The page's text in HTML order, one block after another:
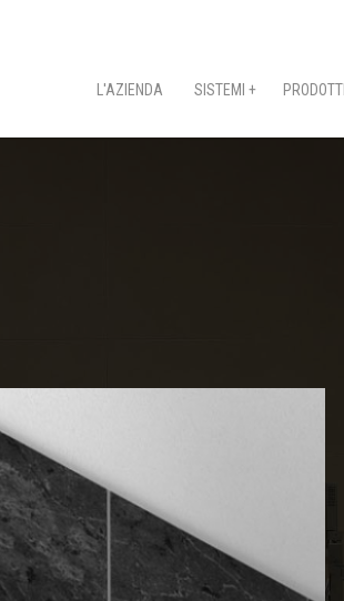
L'AZIENDA SISTEMI + PRODOTTI